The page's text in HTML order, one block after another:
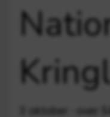
3 oktober - over